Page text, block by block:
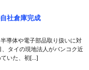
社倉庫完成
導体や電子部品取り扱いに対
タイの現地法人がバンコク近
いた、初[…]